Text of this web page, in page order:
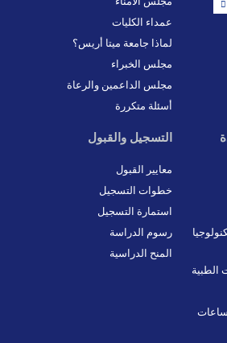
i
n
عمداء الكليات
لماذا جامعة ميتا أريس؟
مجلس الخبراء
مجلس الداعمين والرعاة
أسئلة متكررة
الطبية
التسجيل والقبول
معايير القبول
خطوات التسجيل
استمارة التسجيل
رسوم الدراسة
المنح الدراسية